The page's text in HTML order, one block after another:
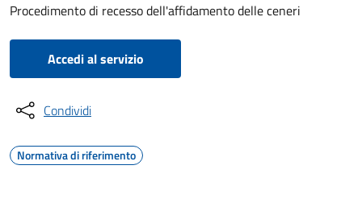
Procedimento di recesso dell'affidamento delle ceneri
Accedi al servizio
Condividi
Normativa di riferimento